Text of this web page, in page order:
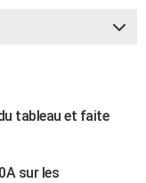
tableau et faite
sur les